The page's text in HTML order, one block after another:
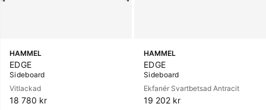
HAMMEL
EDGE
Sideboard
Vitlackad
18 780 kr
HAMMEL
EDGE
Sideboard
Ekfanér Svartbetsad Antracit
19 202 kr